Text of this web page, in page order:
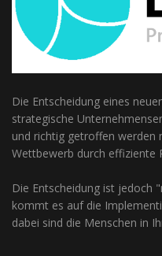
Die Entscheidung eines
strategische
und richtig getroffen werden
Wettbewerb durch effiziente
Die Entscheidung ist jedoch
kommt es auf die
dabei sind die Menschen in